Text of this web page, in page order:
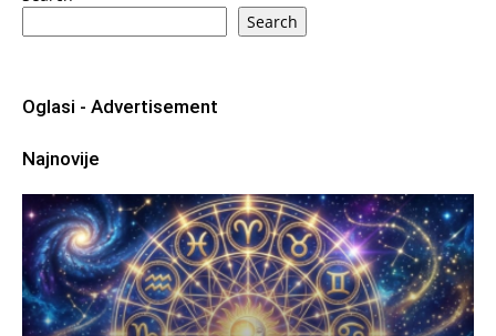
Search
Oglasi - Advertisement
Najnovije